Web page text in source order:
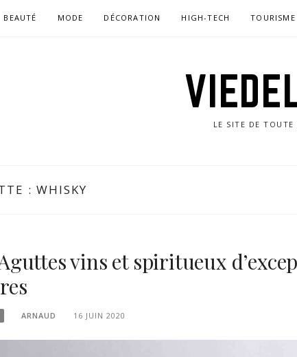
BEAUTÉ MODE DÉCORATION HIGH-TECH TOURISME
LE SITE DE
: WHISKY
vins et spiritueux
ARNAUD 16 JUIN 2020